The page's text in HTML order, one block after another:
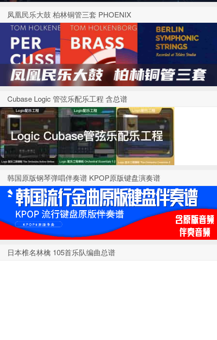
凤凰民乐大鼓 柏林铜管三套 PHOENIX
Cubase Logic 管弦乐配乐工程 含总谱
韩国原版钢琴弹唱伴奏谱 KPOP原版键盘演奏谱
日本椎名林檎 105首乐队编曲总谱